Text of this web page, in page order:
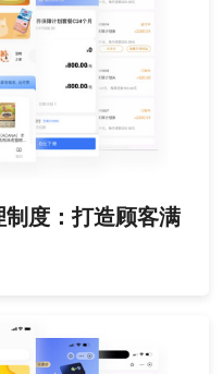
度：打造顾客满